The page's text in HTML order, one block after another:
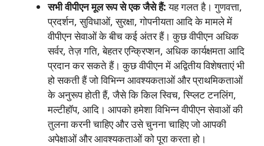
सभी वीपीएन मूल रूप से एक जैसे हैं:यह गलत है। गुणवत्ता,
प्रदर्शन, सुविधाओं, सुरक्षा, गोपनीयता आदि के मामले में
वीपीएन सेवाओं के बीच कई अंतर हैं। कुछ वीपीएन अधिक
सर्वर, तेज़ गति, बेहतर एन्क्रिप्शन, अधिक कार्यक्षमता आदि
प्रदान कर सकते हैं। कुछ वीपीएन में अद्वितीय विशेषताएं भी
हो सकती हैं जो विभिन्न आवश्यकताओं और प्राथमिकताओं
के अनुरूप होती हैं, जैसे कि किल स्विच, स्प्लिट टनलिंग,
मल्टीहॉप, आदि। आपको हमेशा विभिन्न वीपीएन सेवाओं की
तुलना करनी चाहिए और उसे चुनना चाहिए जो आपकी
अपेक्षाओं और आवश्यकताओं को पूरा करता हो।